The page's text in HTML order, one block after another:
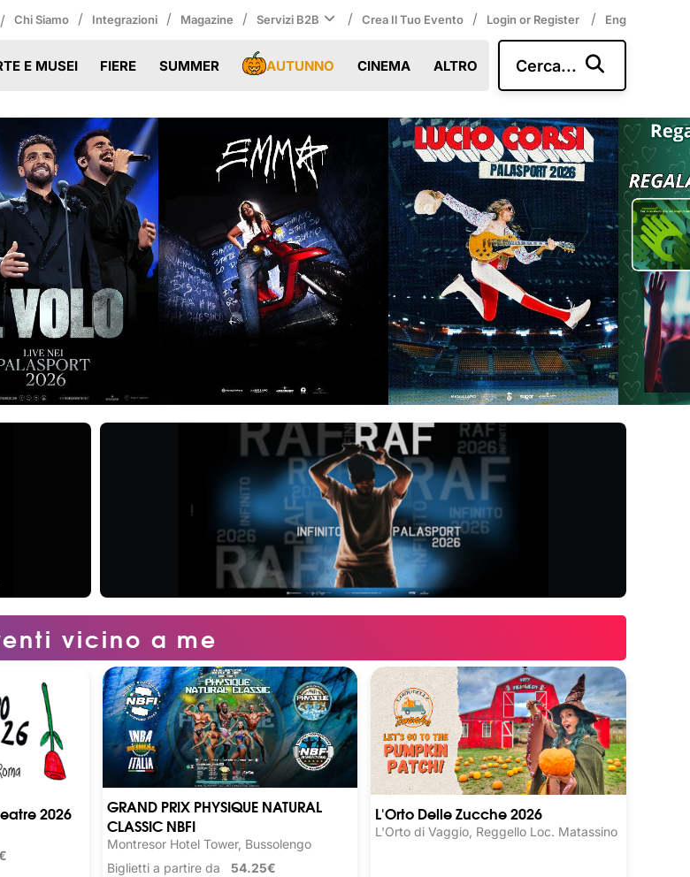
/ Chi Siamo / Integrazioni / Magazine / Servizi B2B / Crea Il Tuo Evento / Login or Register / Eng
E MUSEI FIERE SUMMER AUTUNNO CINEMA ALTRO Cerca...
vicino a me
2026
GRAND PRIX PHYSIQUE NATURAL
CLASSIC NBFI
Montresor Hotel Tower, Bussolengo
Biglietti a partire da 54.25€
L'Orto Delle Zucche 2026
L'Orto di Vaggio, Reggello Loc. Matassino